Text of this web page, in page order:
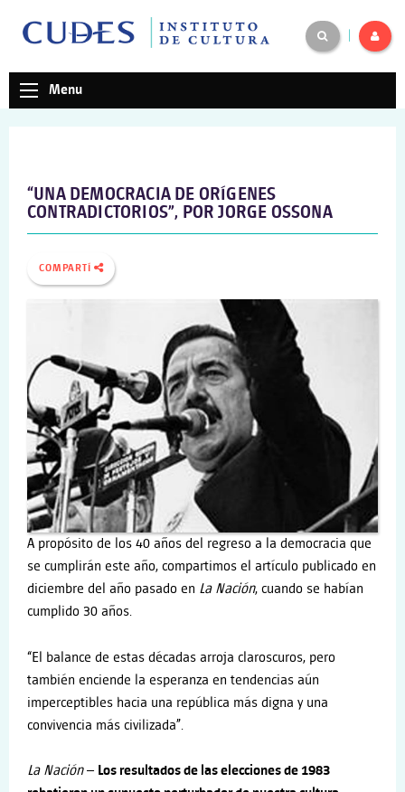
Menu
“UNA DEMOCRACIA DE ORÍGENES
CONTRADICTORIOS”, POR JORGE OSSONA
COMPARTÍ
A propósito de los 40 años del regreso a la democracia que
se cumplirán este año, compartimos el artículo publicado en
diciembre del año pasado en La Nación, cuando se habían
cumplido 30 años.
“El balance de estas décadas arroja claroscuros, pero
también enciende la esperanza en tendencias aún
imperceptibles hacia una república más digna y una
convivencia más civilizada”.
La Nación– Los resultados de las elecciones de 1983